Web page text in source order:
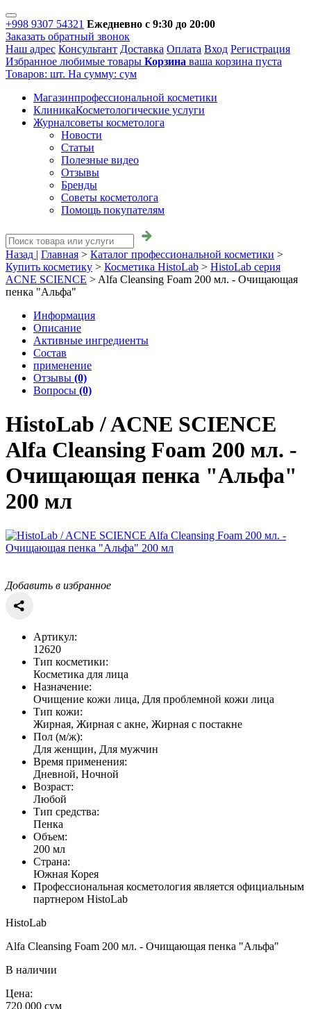
+998 9307 54321 Ежедневно с 9:30 до 20:00
Заказать обратный звонок
Наш адрес Консультант Доставка Оплата Вход Регистрация
Избранное любимые товары Корзина ваша корзина пуста
Товаров: шт. На сумму: сум
Магазинпрофессиональной косметики
КлиникаКосметологические услуги
Журналсоветы косметолога
Новости
Статьи
Полезные видео
Отзывы
Бренды
Советы косметолога
Помощь покупателям
Назад | Главная > Каталог профессиональной косметики >
Купить косметику > Косметика HistoLab > HistoLab серия
ACNE SCIENCE > Alfa Cleansing Foam 200 мл. - Очищающая
пенка "Альфа"
Информация
Описание
Активные ингредиенты
Состав
применение
Отзывы (0)
Вопросы (0)
HistoLab / ACNE SCIENCE
Alfa Cleansing Foam 200 мл. -
Очищающая пенка "Альфа"
200 мл
Добавить в избранное
Артикул:
12620
Тип косметики:
Косметика для лица
Назначение:
Очищение кожи лица, Для проблемной кожи лица
Тип кожи:
Жирная, Жирная с акне, Жирная с постакне
Пол (м/ж):
Для женщин, Для мужчин
Время применения:
Дневной, Ночной
Возраст:
Любой
Тип средства:
Пенка
Объем:
200 мл
Страна:
Южная Корея
Профессиональная косметология является официальным
партнером HistoLab
HistoLab
Alfa Cleansing Foam 200 мл. - Очищающая пенка "Альфа"
В наличии
Цена:
720 000 сум